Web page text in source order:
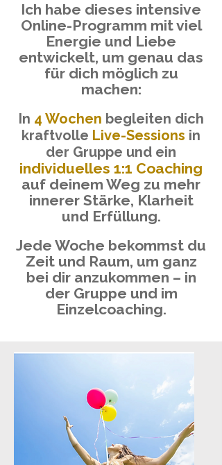
Ich habe dieses intensive
Online-Programm mit viel
Energie und Liebe
entwickelt, um genau das
für dich möglich zu
machen:
In 4 Wochen begleiten dich
kraftvolle Live-Sessions in
der Gruppe und ein
individuelles 1:1 Coaching
auf deinem Weg zu mehr
innerer Stärke, Klarheit
und Erfüllung.
Jede Woche bekommst du
Zeit und Raum, um ganz
bei dir anzukommen – in
der Gruppe und im
Einzelcoaching.